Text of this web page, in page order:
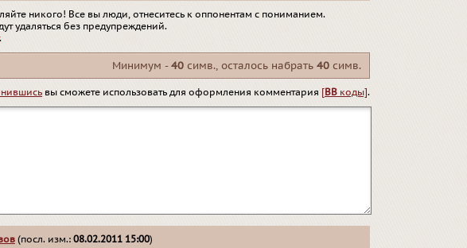
никого! Все вы люди, отнеситесь к оппонентам с пониманием.
удаляться без предупреждений.
.
Минимум -40 симв., осталось набрать 40 симв.
вы сможете использовать для оформления комментария [BB коды].
(посл. изм.: 08.02.2011 15:00)